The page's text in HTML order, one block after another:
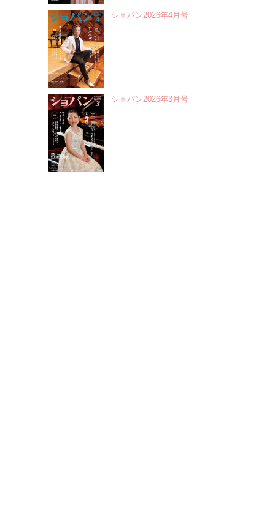
ショパン2026年4月号
ショパン2026年3月号